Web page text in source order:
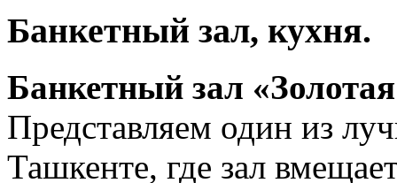
Банкетный зал, кухня.
Банкетный зал
Представляем один из
Ташкенте, где зал